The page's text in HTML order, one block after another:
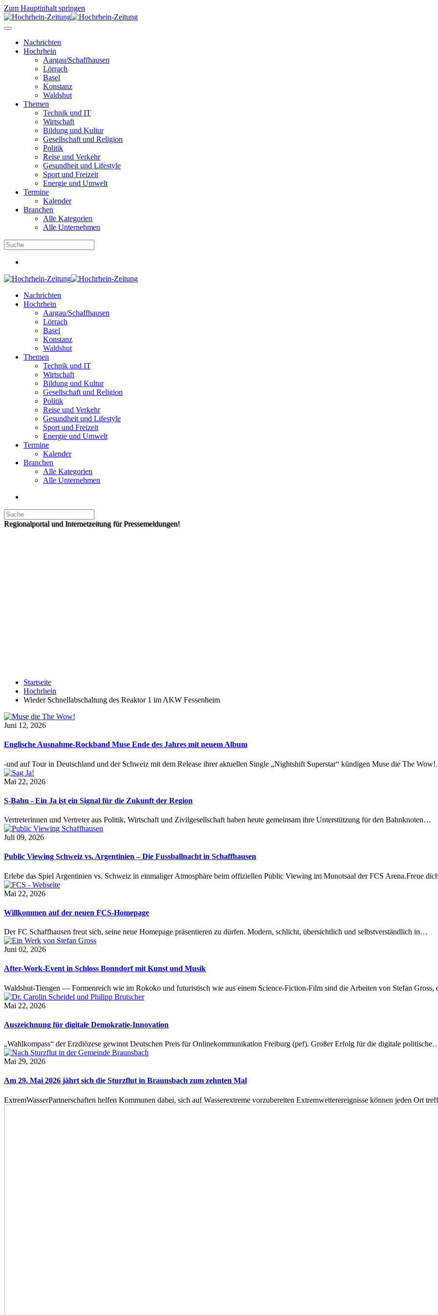
Zum Hauptinhalt springen
Nachrichten
Hochrhein
Aargau/Schaffhausen
Lörrach
Basel
Konstanz
Waldshut
Themen
Technik und IT
Wirtschaft
Bildung und Kultur
Gesellschaft und Religion
Politik
Reise und Verkehr
Gesundheit und Lifestyle
Sport und Freizeit
Energie und Umwelt
Termine
Kalender
Branchen
Alle Kategorien
Alle Unternehmen
Nachrichten
Hochrhein
Aargau/Schaffhausen
Lörrach
Basel
Konstanz
Waldshut
Themen
Technik und IT
Wirtschaft
Bildung und Kultur
Gesellschaft und Religion
Politik
Reise und Verkehr
Gesundheit und Lifestyle
Sport und Freizeit
Energie und Umwelt
Termine
Kalender
Branchen
Alle Kategorien
Alle Unternehmen
Regionalportal und Internetzeitung für Pressemeldungen!
Startseite
Hochrhein
Wieder Schnellabschaltung des Reaktor 1 im AKW Fessenheim
Juni 12, 2026
Englische Ausnahme-Rockband Muse Ende des Jahres mit neuem Album
-und auf Tour in Deutschland und der Schweiz mit dem Release ihrer aktuellen Single „Nightshift Superstar“ kündigen Muse die The
Mai 22, 2026
S-Bahn - Ein Ja ist ein Signal für die Zukunft der Region
Vertreterinnen und Vertreter aus Politik, Wirtschaft und Zivilgesellschaft haben heute gemeinsam ihre Unterstützung für den Bahnknoten…
Juli 09, 2026
Public Viewing Schweiz vs. Argentinien – Die Fussballnacht in Schaffhausen
Erlebe das Spiel Argentinien vs. Schweiz in einmaliger Atmosphäre beim offiziellen Public Viewing im Munotsaal der FCS Arena.Freue
Mai 22, 2026
Willkommen auf der neuen FCS-Homepage
Der FC Schaffhausen freut sich, seine neue Homepage präsentieren zu dürfen. Modern, schlicht, übersichtlich und selbstverständlich in…
Juni 02, 2026
After-Work-Event in Schloss Bonndorf mit Kunst und Musik
Waldshut-Tiengen — Formenreich wie im Rokoko und futuristisch wie aus einem Science-Fiction-Film sind die Arbeiten von Stefan
Mai 22, 2026
Auszeichnung für digitale Demokratie-Innovation
„Wahlkompass“ der Erzdiözese gewinnt Deutschen Preis für Onlinekommunikation Freiburg (pef). Großer Erfolg für die digitale
Mai 29, 2026
Am 29. Mai 2026 jährt sich die Sturzflut in Braunsbach zum zehnten Mal
ExtremWasserPartnerschaften helfen Kommunen dabei, sich auf Wasserextreme vorzubereiten Extremwetterereignisse können jeden Ort